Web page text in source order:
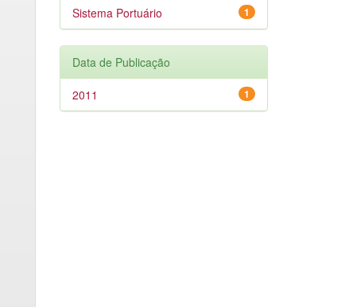
1
Sistema Portuário
Data de Publicação
1
2011